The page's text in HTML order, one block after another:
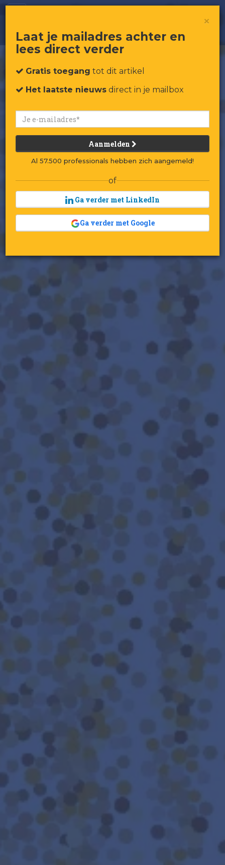
×
Laat je mailadres achter en
lees direct verder
Gratis toegang tot dit artikel
Het laatste nieuws direct in je mailbox
Aanmelden
Al 57.500 professionals hebben zich aangemeld!
of
Ga verder met LinkedIn
Ga verder met Google